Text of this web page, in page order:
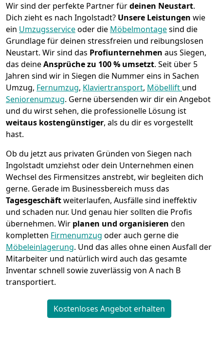
Wir sind der perfekte Partner fürdeinen Neustart.
Dich zieht es nach Ingolstadt? Unsere Leistungen wie
ein Umzugsserviceoder die Möbelmontagesind die
Grundlage für deinen stressfreien und reibungslosen
Neustart. Wir sind das Profiunternehmen aus Siegen,
das deineAnsprüche zu 100 % umsetzt. Seit über 5
Jahren sind wir in Siegen die Nummer eins in Sachen
Umzug, Fernumzug, Klaviertransport, Möbellift und
Seniorenumzug. Gerne übersenden wir dir ein Angebot
und du wirst sehen, die professionelle Lösung ist
weitaus kostengünstiger, als du dir es vorgestellt
hast.
Ob du jetzt aus privaten Gründen von Siegen nach
Ingolstadt umziehst oder dein Unternehmen einen
Wechsel des Firmensitzes anstrebt, wir begleiten dich
gerne. Gerade im Businessbereich muss das
Tagesgeschäftweiterlaufen, Ausfälle sind ineffektiv
und schaden nur. Und genau hier sollten die Profis
übernehmen. Wir planen und organisieren den
kompletten Firmenumzug oder auch gerne die
Möbeleinlagerung. Und das alles ohne einen Ausfall der
Mitarbeiter und natürlich wird auch das gesamte
Inventar schnell sowie zuverlässig von A nach B
transportiert.
Kostenloses Angebot erhalten